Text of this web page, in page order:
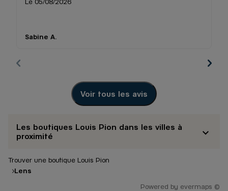
Sabine A.
Voir tous les avis
Les boutiques Louis Pion dans les villes à
proximité
Trouver une boutique Louis Pion
Lens
Powered by evermaps ©